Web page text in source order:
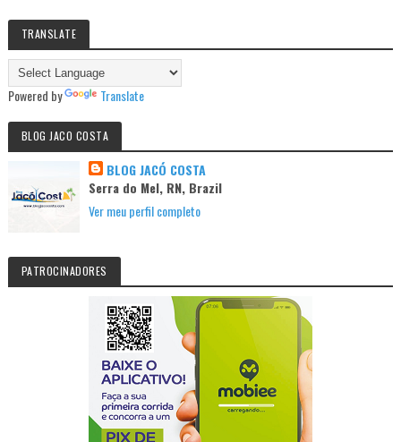
TRANSLATE
Powered by Translate
BLOG JACO COSTA
BLOG JACÓ COSTA
Serra do Mel, RN, Brazil
Ver meu perfil completo
PATROCINADORES